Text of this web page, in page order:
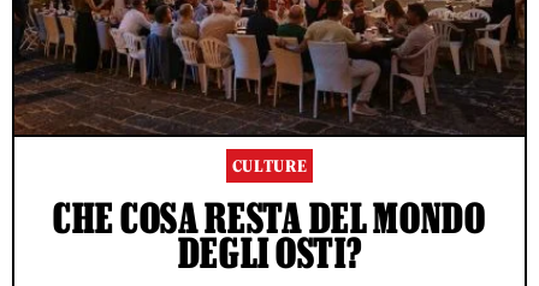
CULTURE
CHE COSA RESTA DEL MONDO
DEGLI OSTI?